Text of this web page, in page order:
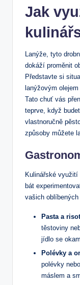
Jak
Lanýže, tyto
dokáží proměnit
Představte si
lanýžovým
Tato chuť vás
teprve, když
vlastnoručně
způsoby můžete
Kulinářské
bát
vašich oblíbených
Pasta a
těstoviny
jídlo se
Polévky a
polévky
máslem a